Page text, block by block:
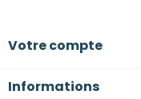
Votre compte
Informations